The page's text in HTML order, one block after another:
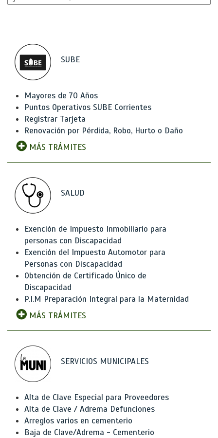
SUBE
Mayores de 70 Años
Puntos Operativos SUBE Corrientes
Registrar Tarjeta
Renovación por Pérdida, Robo, Hurto o Daño
MÁS TRÁMITES
SALUD
Exención de Impuesto Inmobiliario para
personas con Discapacidad
Exención del Impuesto Automotor para
Personas con Discapacidad
Obtención de Certificado Único de
Discapacidad
P.I.M Preparación Integral para la Maternidad
MÁS TRÁMITES
SERVICIOS MUNICIPALES
Alta de Clave Especial para Proveedores
Alta de Clave / Adrema Defunciones
Arreglos varios en cementerio
Baja de Clave/Adrema - Cementerio